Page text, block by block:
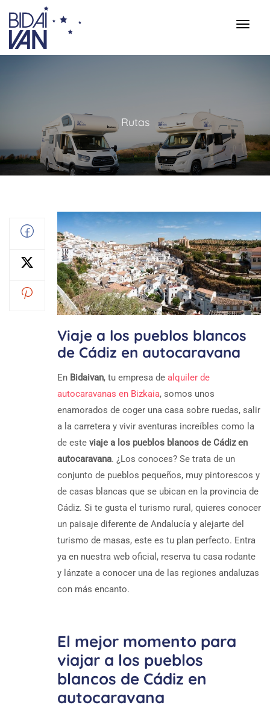
Rutas
Viaje a los pueblos blancos
de Cádiz en autocaravana
En Bidaivan, tu empresa de alquiler de
autocaravanas en Bizkaia, somos unos
enamorados de coger una casa sobre ruedas, salir
a la carretera y vivir aventuras increíbles como la
de este viaje a los pueblos blancos de Cádiz en
autocaravana. ¿Los conoces? Se trata de un
conjunto de pueblos pequeños, muy pintorescos y
de casas blancas que se ubican en la provincia de
Cádiz. Si te gusta el turismo rural, quieres conocer
un paisaje diferente de Andalucía y alejarte del
turismo de masas, este es tu plan perfecto. Entra
ya en nuestra web oficial, reserva tu casa rodante
y lánzate a conocer una de las regiones andaluzas
con más encanto.
El mejor momento para
viajar a los pueblos
blancos de Cádiz en
autocaravana